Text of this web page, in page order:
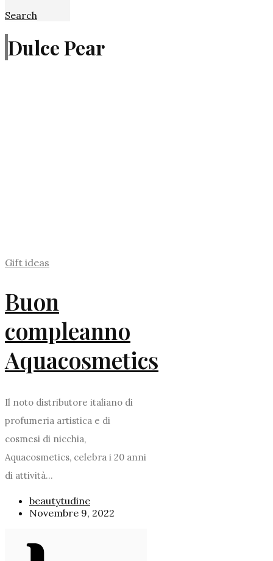
Search
Dulce Pear
Gift ideas
Buon
compleanno
Aquacosmetics
Il noto distributore italiano di
profumeria artistica e di
cosmesi di nicchia,
Aquacosmetics, celebra i 20 anni
di attività...
beautytudine
Novembre 9, 2022